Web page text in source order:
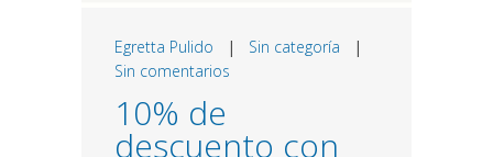
Egretta Pulido | Sin categoría |
Sin comentarios
10% de
descuento con